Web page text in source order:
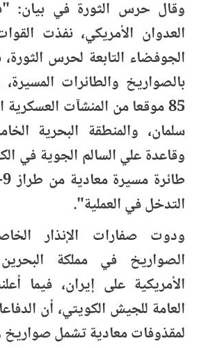
وقال حرس الثورة في بيان:
العدوان الأمريكي، نفذت
الجوفضاء التابعة لحرس
بالصواريخ والطائرات
85 موقعا من المنشآت العسكرية
سلمان، والمنطقة البحرية
وقاعدة علي السالم الجوية في
التدخل في العملية".
ودوت صفارات الإنذار
الصواريخ في مملكة
الأمريكية على إيران، فيما
العامة للجيش الكويتي، أن
لمقذوفات معادية تشمل